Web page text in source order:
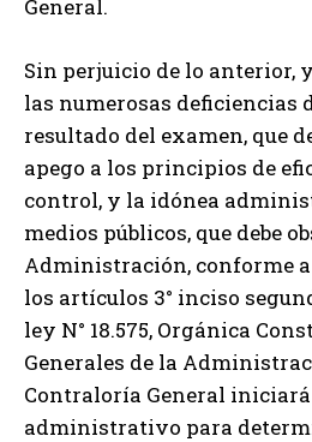
General.
Sin perjuicio de lo anterior,
las numerosas deficiencias
resultado del examen, que
apego a los principios de
control, y la idónea
medios públicos, que debe
Administración, conforme
los artículos 3° inciso
ley N° 18.575, Orgánica
Generales de la
Contraloría General
administrativo para